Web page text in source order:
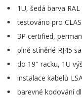
1U, šedá barva RAL
testováno pro
3P certified,
plně stíněné RJ45
do 19" racku, 1U
instalace kabelů
barevné kodování